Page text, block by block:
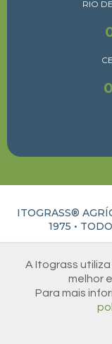
RIO
ITOGRASS®
1975 •
A Itograss
melhor
Para mais